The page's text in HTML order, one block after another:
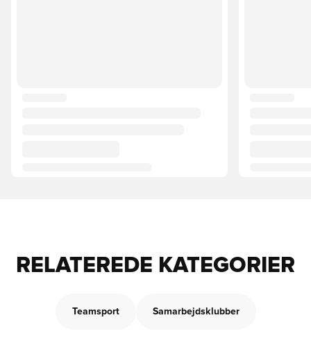
RELATEREDE KATEGORIER
Teamsport Samarbejdsklubber